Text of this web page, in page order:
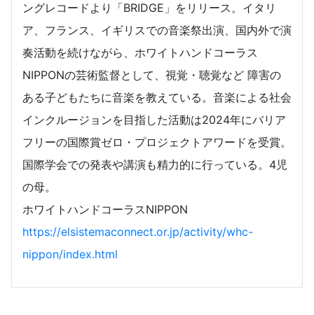
ングレコードより「BRIDGE」をリリース。イタリ
ア、フランス、イギリスでの音楽祭出演、国内外で演
奏活動を続けながら、ホワイトハンドコーラス
NIPPONの芸術監督として、視覚・聴覚など 障害の
ある子どもたちに音楽を教えている。音楽による社会
インクルージョンを目指した活動は2024年にバリア
フリーの国際賞ゼロ・プロジェクトアワードを受賞。
国際学会での発表や講演も精力的に行っている。4児
の母。
ホワイトハンドコーラスNIPPON
https://elsistemaconnect.or.jp/activity/whc-
nippon/index.html